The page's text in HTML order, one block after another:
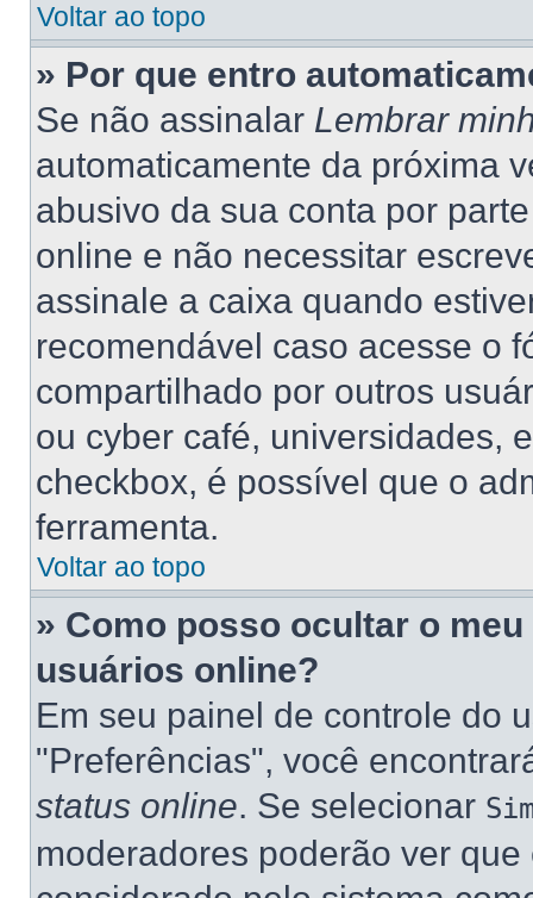
Voltar ao topo
» Por que entro
Se não assinalar Lembrar
automaticamente da próxima
abusivo da sua conta por
online e não necessitar
assinale a caixa quando
recomendável caso acesse o
compartilhado por outros
ou cyber café, universidades,
checkbox, é possível que o
ferramenta.
Voltar ao topo
» Como posso ocultar o
usuários online?
Em seu painel de controle do
"Preferências", você
status online. Se selecionar
moderadores poderão ver